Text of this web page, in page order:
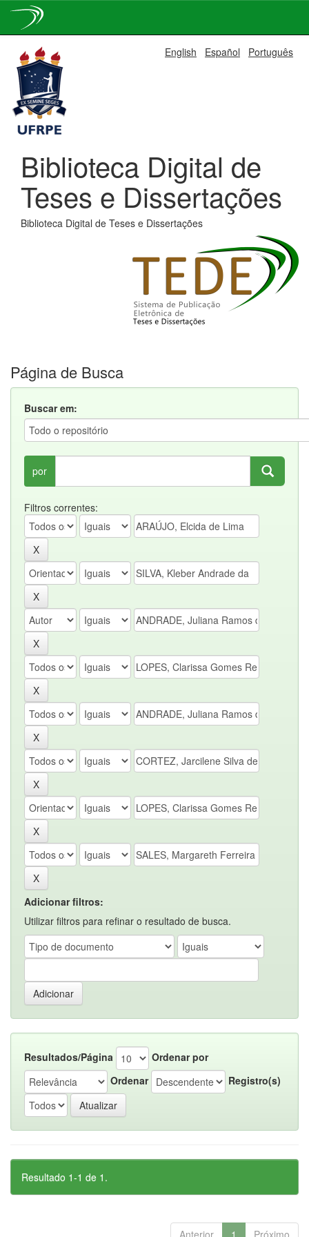
navigation
English Español Português
Biblioteca Digital de
Teses e Dissertações
Biblioteca Digital de Teses e Dissertações
Página de Busca
Buscar em:
por
Filtros correntes:
Adicionar filtros:
Utilizar filtros para refinar o resultado de busca.
Resultados/Página
Ordenar por
Ordenar
Registro(s)
Resultado 1-1 de 1.
Anterior 1 Próximo